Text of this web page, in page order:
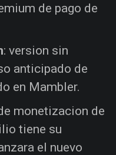
de pago de
: version sin
anticipado de
en Mambler.
monetizacion de
tiene su
el nuevo